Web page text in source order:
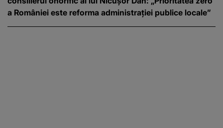
a României este reforma administrației publice locale”